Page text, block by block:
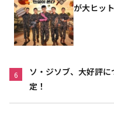
が大ヒッ
6
ソ・ジソブ、大好評
定！